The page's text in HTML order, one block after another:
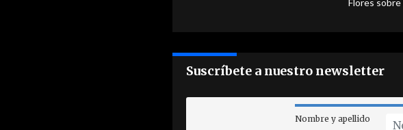
Suscríbete a nuestro newsletter
Nombre y apellido